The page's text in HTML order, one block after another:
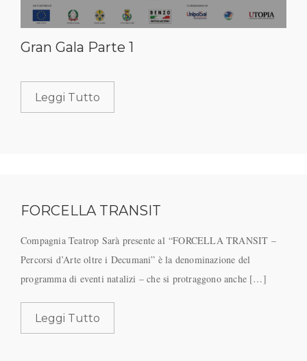
Gran Gala Parte 1
Leggi Tutto
FORCELLA TRANSIT
Compagnia Teatrop Sarà presente al “FORCELLA TRANSIT –
Percorsi d’Arte oltre i Decumani” è la denominazione del
programma di eventi natalizi – che si protraggono anche […]
Leggi Tutto